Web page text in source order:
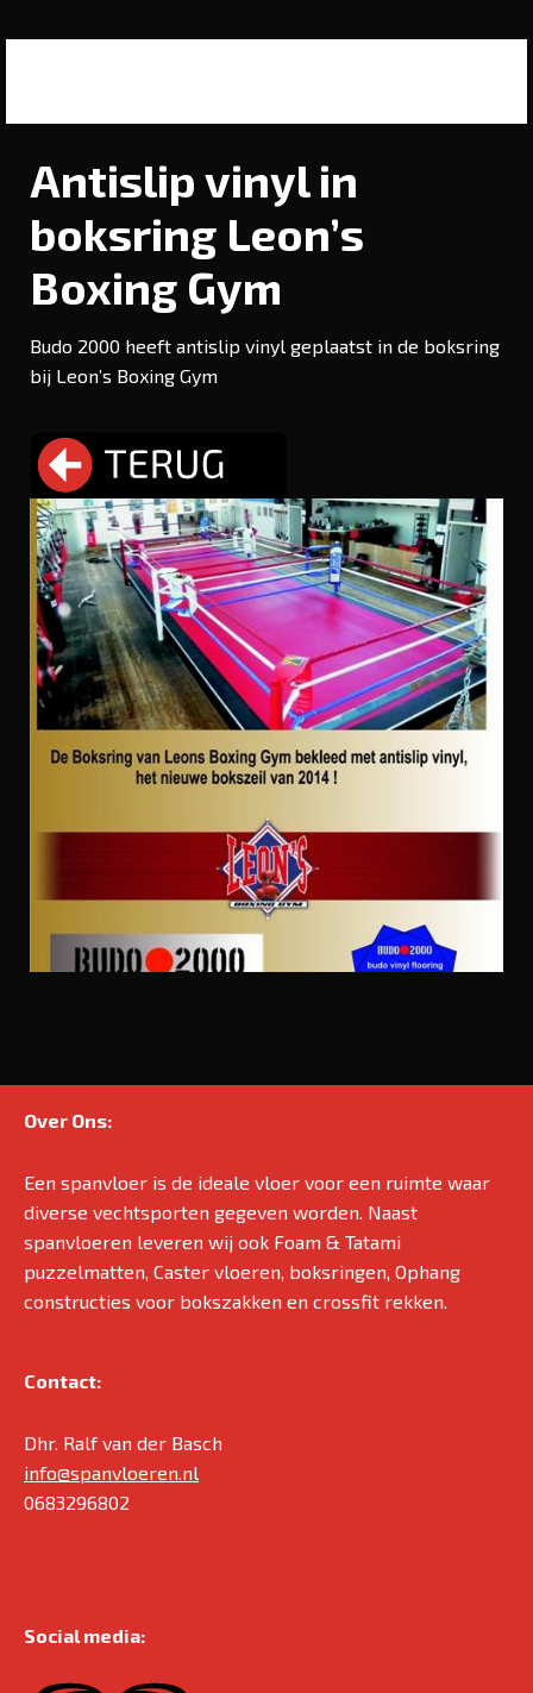
Antislip vinyl in
boksring Leon’s
Boxing Gym
Budo 2000 heeft antislip vinyl geplaatst in de boksring
bij Leon’s Boxing Gym
Over Ons:
Een spanvloer is de ideale vloer voor een ruimte waar
diverse vechtsporten gegeven worden. Naast
spanvloeren leveren wij ook Foam & Tatami
puzzelmatten, Caster vloeren, boksringen, Ophang
constructies voor bokszakken en crossfit rekken.
Contact:
Dhr. Ralf van der Basch
info@spanvloeren.nl
0683296802
Social media: